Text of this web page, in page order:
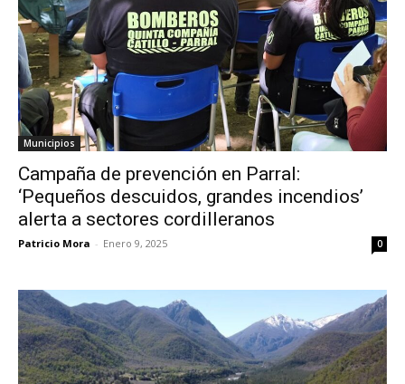
Municipios
Campaña de prevención en Parral:
‘Pequeños descuidos, grandes incendios’
alerta a sectores cordilleranos
Patricio Mora - Enero 9, 2025 0